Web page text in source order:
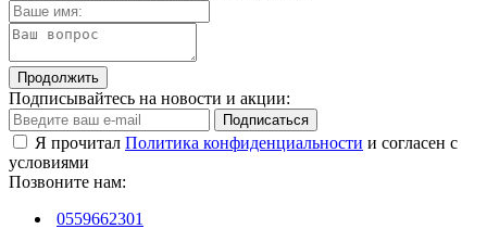
Продолжить
Подписывайтесь на новости и акции:
Подписаться
Я прочитал Политика конфиденциальности и согласен с
условиями
Позвоните нам:
0559662301